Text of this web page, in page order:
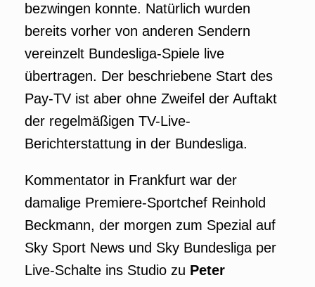
bezwingen konnte. Natürlich wurden
bereits vorher von anderen Sendern
vereinzelt Bundesliga-Spiele live
übertragen. Der beschriebene Start des
Pay-TV ist aber ohne Zweifel der Auftakt
der regelmäßigen TV-Live-
Berichterstattung in der Bundesliga.
Kommentator in Frankfurt war der
damalige Premiere-Sportchef Reinhold
Beckmann, der morgen zum Spezial auf
Sky Sport News und Sky Bundesliga per
Live-Schalte ins Studio zu Peter